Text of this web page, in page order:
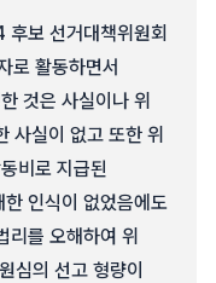
보 선거대책위원회
로 활동하면서
것은 사실이나 위
사실이 없고 또한 위
비로 지급된
인식이 없었음에도
리를 오해하여 위
심의 선고 형량이